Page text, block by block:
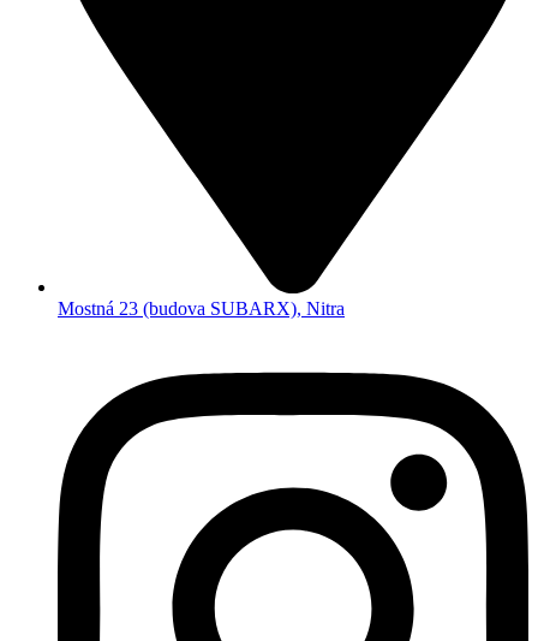
Mostná 23 (budova SUBARX), Nitra